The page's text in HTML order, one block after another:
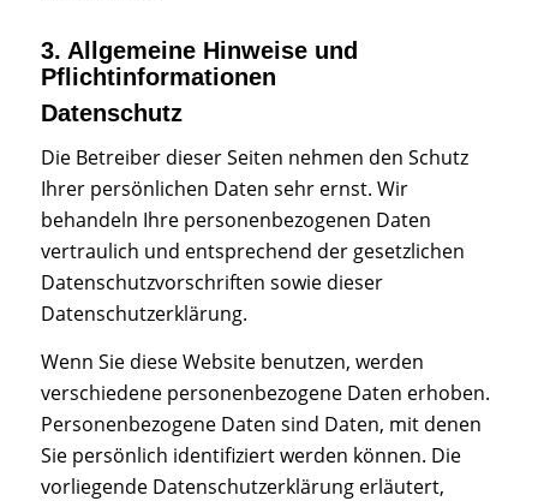
3. Allgemeine Hinweise und
Pflichtinformationen
Datenschutz
Die Betreiber dieser Seiten nehmen den Schutz
Ihrer persönlichen Daten sehr ernst. Wir
behandeln Ihre personenbezogenen Daten
vertraulich und entsprechend der gesetzlichen
Datenschutzvorschriften sowie dieser
Datenschutzerklärung.
Wenn Sie diese Website benutzen, werden
verschiedene personenbezogene Daten erhoben.
Personenbezogene Daten sind Daten, mit denen
Sie persönlich identifiziert werden können. Die
vorliegende Datenschutzerklärung erläutert,